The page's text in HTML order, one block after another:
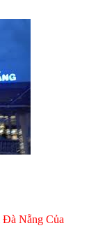
Đà Nẵng Của